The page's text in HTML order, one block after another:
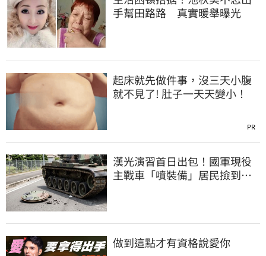
手幫田路路 真實暖舉曝光
起床就先做件事，沒三天小腹
就不見了! 肚子一天天變小！
PR
漢光演習首日出包！國軍現役
主戰車「噴裝備」居民撿到零
做到這點才有資格說愛你